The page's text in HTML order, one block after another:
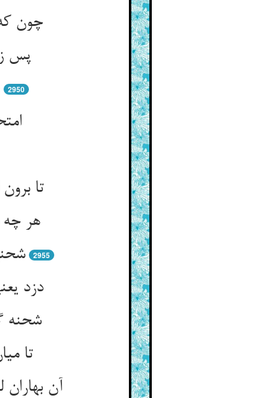
چون
پس
2950
تا
هر چه
2955
دزد
شحنه
تا
آن